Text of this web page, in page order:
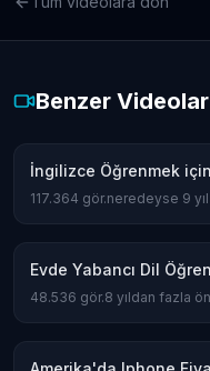
Benzer Videolar
İngilizce Öğrenmek
117.364 gör.neredeyse 9
Evde Yabancı Dil
48.536 gör.8 yıldan fazla